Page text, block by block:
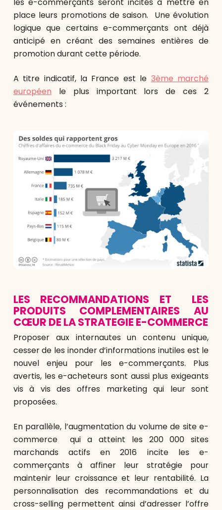
place leurs promotions de saison. Une évolution
logique que certains e-commerçants ont déjà
anticipé en créant des semaines entières de
promotion durant cette période.
A titre indicatif, la France est le 3ème marché
européen le plus important lors de ces 2
événements :
LES RECOMMANDATIONS ET LES
PRODUITS COMPLEMENTAIRES AU
CŒUR DE LA STRATEGIE E-COMMERCE
Proposer aux internautes un contenu unique,
cesser de les inonder d’informations inutiles est le
nouvel enjeu pour les e-commerçants. Plus
avertis, les e-acheteurs sont aussi plus exigeants
vis à vis des offres marketing qui leur sont
proposées.
En parallèle, l’augmentation du volume de site e-
commerce qui a atteint les 200 000 sites
marchands actifs en 2016 incite les e-
commerçants à affiner leur stratégie pour
maintenir leur croissance et leur rentabilité. La
personnalisation des recommandations et du
cross-selling permettent ainsi d’adresser l’offre